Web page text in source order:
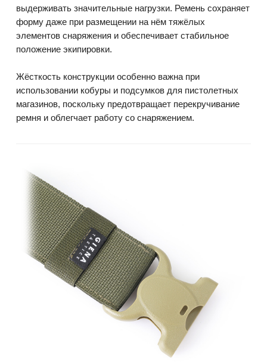
выдерживать значительные нагрузки. Ремень сохраняет
форму даже при размещении на нём тяжёлых
элементов снаряжения и обеспечивает стабильное
положение экипировки.
Жёсткость конструкции особенно важна при
использовании кобуры и подсумков для пистолетных
магазинов, поскольку предотвращает перекручивание
ремня и облегчает работу со снаряжением.